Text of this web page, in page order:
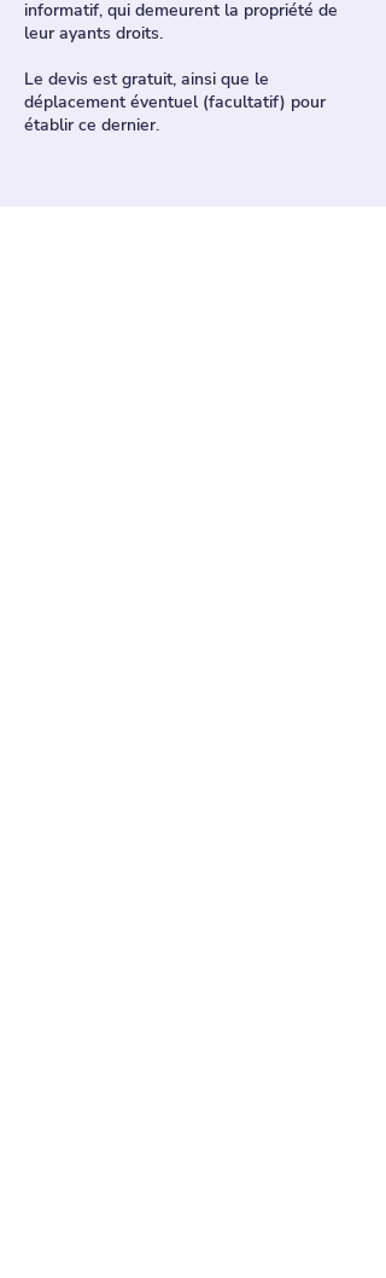
informatif, qui demeurent la propriété de
leur ayants droits.
Le devis est gratuit, ainsi que le
déplacement éventuel (facultatif) pour
établir ce dernier.